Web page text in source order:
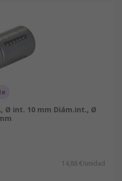
Ø int. 10 mm Diám.int., Ø
14,88 €/unidad